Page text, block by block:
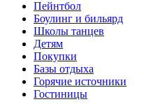
Пейнтбол
Боулинг и бильярд
Школы танцев
Детям
Покупки
Базы отдыха
Горячие источники
Гостиницы